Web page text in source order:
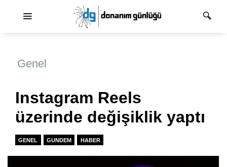
Genel
Instagram Reels
üzerinde değişiklik yaptı
GENEL GUNDEM HABER